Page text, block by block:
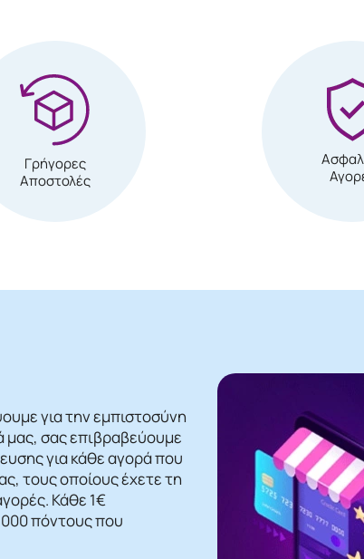
Γρήγορες
Αποστολές
για την εμπιστοσύνη
μας, σας επιβραβεύουμε
για κάθε αγορά που
τους οποίους έχετε τη
Κάθε 1€
πόντους που